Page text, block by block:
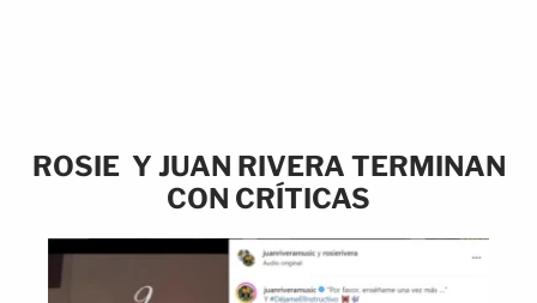
ROSIE Y JUAN RIVERA TERMINAN
CON CRÍTICAS